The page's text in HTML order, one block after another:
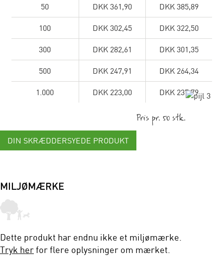
50 DKK 361,90 DKK 385,89
100 DKK 302,45 DKK 322,50
300 DKK 282,61 DKK 301,35
500 DKK 247,91 DKK 264,34
1.000 DKK 223,00 DKK 237,79
Pris pr. 50 stk.
DIN SKRÆDDERSYEDE PRODUKT
MILJØMÆRKE
Dette produkt har endnu ikke et miljømærke.
Tryk herfor flere oplysninger om mærket.